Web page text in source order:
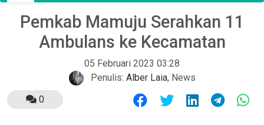
Pemkab Mamuju Serahkan 11
Ambulans ke Kecamatan
05 Februari 2023 03:28
Penulis: Alber Laia, News
0